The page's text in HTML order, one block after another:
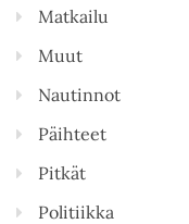
Matkailu
Muut
Nautinnot
Päihteet
Pitkät
Politiikka